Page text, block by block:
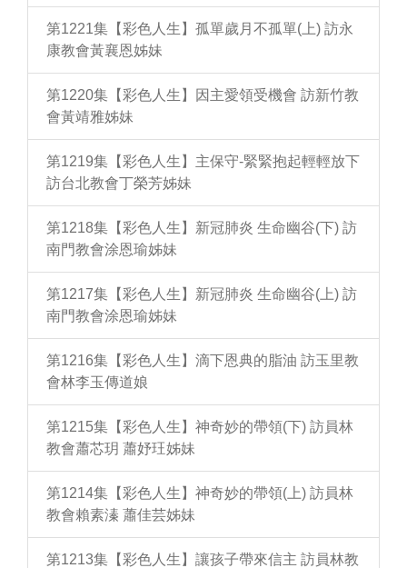
第1221集【彩色人生】孤單歲月不孤單(上) 訪永
康教會黃襄恩姊妹
第1220集【彩色人生】因主愛領受機會 訪新竹教
會黃靖雅姊妹
第1219集【彩色人生】主保守-緊緊抱起輕輕放下
訪台北教會丁榮芳姊妹
第1218集【彩色人生】新冠肺炎 生命幽谷(下) 訪
南門教會涂恩瑜姊妹
第1217集【彩色人生】新冠肺炎 生命幽谷(上) 訪
南門教會涂恩瑜姊妹
第1216集【彩色人生】滴下恩典的脂油 訪玉里教
會林李玉傳道娘
第1215集【彩色人生】神奇妙的帶領(下) 訪員林
教會蕭芯玥 蕭妤玨姊妹
第1214集【彩色人生】神奇妙的帶領(上) 訪員林
教會賴素溱 蕭佳芸姊妹
第1213集【彩色人生】讓孩子帶來信主 訪員林教